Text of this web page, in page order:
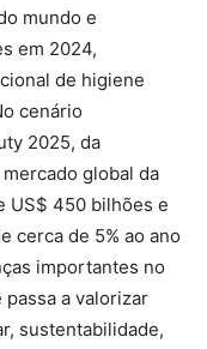
mundo e
em 2024,
de higiene
cenário
2025, da
global da
US$ 450 bilhões e
cerca de 5% ao ano
importantes no
a valorizar
sustentabilidade,